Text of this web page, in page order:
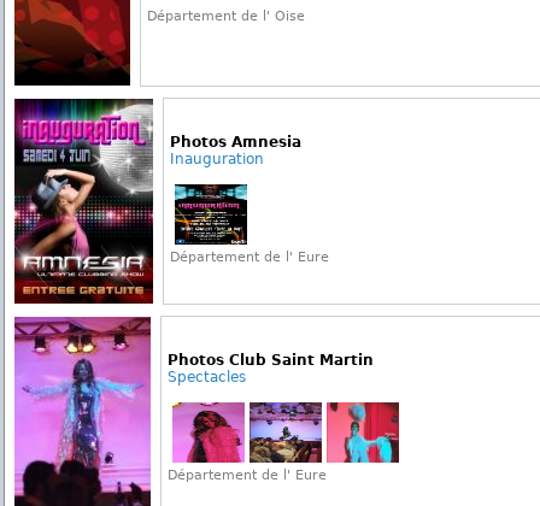
Département de l' Oise
Photos Amnesia
Inauguration
Département de l' Eure
Photos Club Saint Martin
Spectacles
Département de l' Eure